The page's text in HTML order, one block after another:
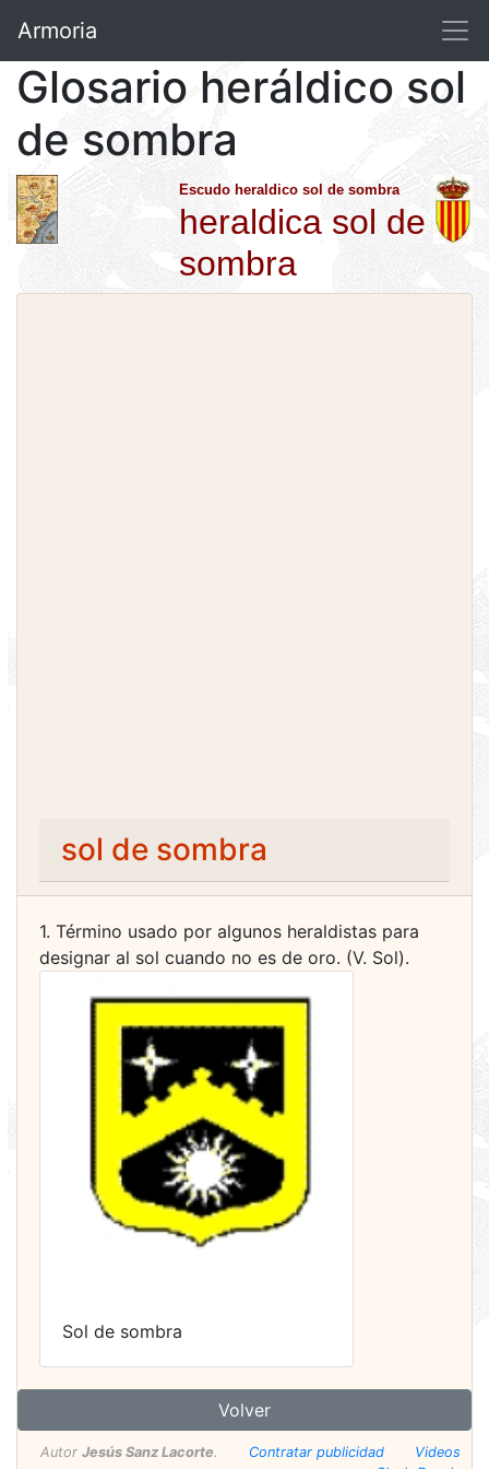
Armoria
Glosario heráldico sol
de sombra
Escudo heraldico sol de sombra
heraldica sol de
sombra
sol de sombra
1. Término usado por algunos heraldistas para
designar al sol cuando no es de oro. (V. Sol).
Sol de sombra
Volver
Autor Jesús Sanz Lacorte. Contratar publicidad
Videos